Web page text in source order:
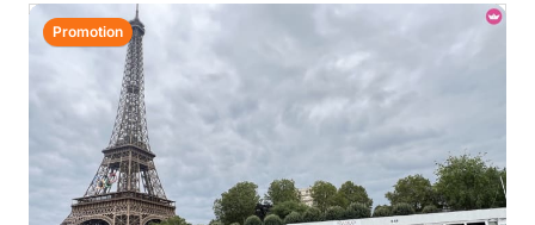
Promotion